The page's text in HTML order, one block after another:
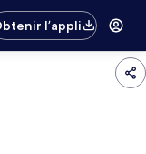
l’appli